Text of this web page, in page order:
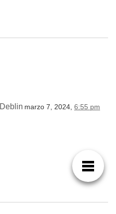
Deblin marzo 7, 2024, 6:55 pm